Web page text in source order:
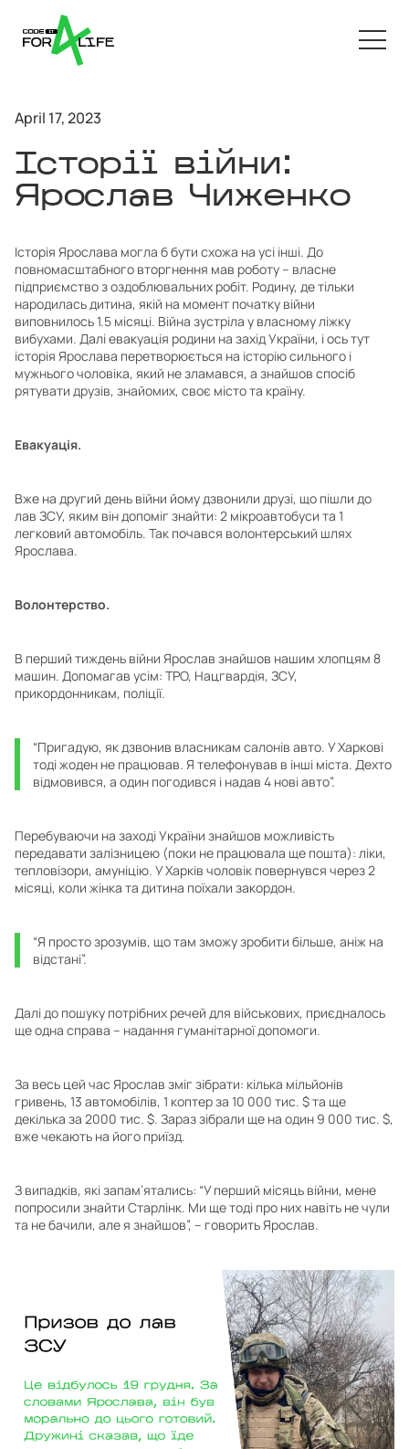
April 17, 2023
Історії війни:
Ярослав Чиженко
Історія Ярослава могла б бути схожа на усі інші. До
повномасштабного вторгнення мав роботу – власне
підприємство з оздоблювальних робіт. Родину, де тільки
народилась дитина, якій на момент початку війни
виповнилось 1.5 місяці. Війна зустріла у власному ліжку
вибухами. Далі евакуація родини на захід України, і ось тут
історія Ярослава перетворюється на історію сильного і
мужнього чоловіка, який не зламався, а знайшов спосіб
рятувати друзів, знайомих, своє місто та країну.
Евакуація.
Вже на другий день війни йому дзвонили друзі, що пішли до
лав ЗСУ, яким він допоміг знайти: 2 мікроавтобуси та 1
легковий автомобіль. Так почався волонтерський шлях
Ярослава.
Волонтерство.
В перший тиждень війни Ярослав знайшов нашим хлопцям 8
машин. Допомагав усім: ТРО, Нацгвардія, ЗСУ,
прикордонникам, поліції.
“Пригадую, як дзвонив власникам салонів авто. У Харкові
тоді жоден не працював. Я телефонував в інші міста. Дехто
відмовився, а один погодився і надав 4 нові авто”.
Перебуваючи на заході України знайшов можливість
передавати залізницею (поки не працювала ще пошта): ліки,
тепловізори, амуніцію. У Харків чоловік повернувся через 2
місяці, коли жінка та дитина поїхали закордон.
“Я просто зрозумів, що там зможу зробити більше, аніж на
відстані”.
Далі до пошуку потрібних речей для військових, приєдналось
ще одна справа – надання гуманітарної допомоги.
За весь цей час Ярослав зміг зібрати: кілька мільйонів
гривень, 13 автомобілів, 1 коптер за 10 000 тис. $ та ще
декілька за 2000 тис. $. Зараз зібрали ще на один 9 000 тис. $,
вже чекають на його приїзд.
З випадків, які запам’ятались: “У перший місяць війни, мене
попросили знайти Старлінк. Ми ще тоді про них навіть не чули
та не бачили, але я знайшов”, – говорить Ярослав.